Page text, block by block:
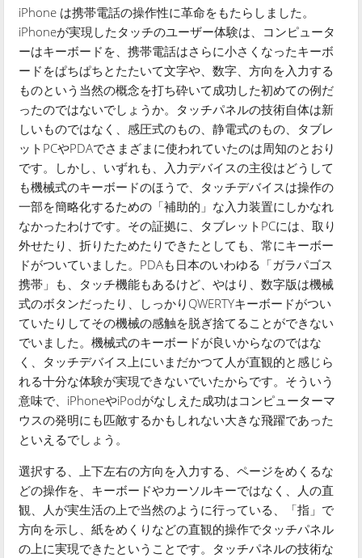
iPhone は携帯電話の操作性に革命をもたらしました。
iPhoneが実現したタッチのユーザー体験は、コンピュータ
ーはキーボードを、携帯電話はさらに小さくなったキーボ
ードをぱちぱちとたたいて文字や、数字、方向を入力する
ものという当然の概念を打ち砕いて成功した初めての例だ
ったのではないでしょうか。タッチパネルの技術自体は新
しいものではなく、感圧式のもの、静電式のもの、タブレ
ットPCやPDAでさまざまに使われていたのは周知のとおり
です。しかし、いずれも、入力デバイスの主役はどうして
も機械式のキーボードのほうで、タッチデバイスは操作の
一部を簡略化するための「補助的」な入力装置にしかなれ
なかったわけです。その証拠に、タブレットPCには、取り
外せたり、折りたためたりできたとしても、常にキーボー
ドがついていました。PDAも日本のいわゆる「ガラパゴス
携帯」も、タッチ機能もあるけど、やはり、数字版は機械
式のボタンだったり、しっかりQWERTYキーボードがつい
ていたりしてその機械の感触を脱ぎ捨てることができない
でいました。機械式のキーボードが良いからなのではな
く、タッチデバイス上にいまだかつて人が直観的と感じら
れる十分な体験が実現できないでいたからです。そういう
意味で、iPhoneやiPodがなしえた成功はコンピューターマ
ウスの発明にも匹敵するかもしれない大きな飛躍であった
といえるでしょう。
選択する、上下左右の方向を入力する、ページをめくるな
どの操作を、キーボードやカーソルキーではなく、人の直
観、人が実生活の上で当然のように行っている、「指」で
方向を示し、紙をめくりなどの直観的操作でタッチパネル
の上に実現できたということです。タッチパネルの技術な